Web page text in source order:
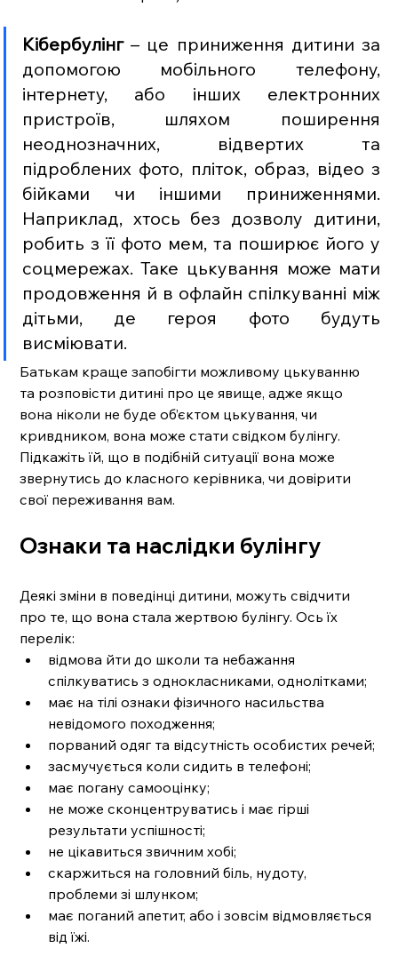
Кібербулінг – це приниження дитини за
допомогою мобільного телефону,
інтернету, або інших електронних
пристроїв, шляхом поширення
неоднозначних, відвертих та
підроблених фото, пліток, образ, відео з
бійками чи іншими приниженнями.
Наприклад, хтось без дозволу дитини,
робить з її фото мем, та поширює його у
соцмережах. Таке цькування може мати
продовження й в офлайн спілкуванні між
дітьми, де героя фото будуть
висміювати.
Батькам краще запобігти можливому цькуванню
та розповісти дитині про це явище, адже якщо
вона ніколи не буде об’єктом цькування, чи
кривдником, вона може стати свідком булінгу.
Підкажіть їй, що в подібній ситуації вона може
звернутись до класного керівника, чи довірити
свої переживання вам.
Ознаки та наслідки булінгу
Деякі зміни в поведінці дитини, можуть свідчити
про те, що вона стала жертвою булінгу. Ось їх
перелік:
відмова йти до школи та небажання
спілкуватись з однокласниками, однолітками;
має на тілі ознаки фізичного насильства
невідомого походження;
порваний одяг та відсутність особистих речей;
засмучується коли сидить в телефоні;
має погану самооцінку;
не може сконцентруватись і має гірші
результати успішності;
не цікавиться звичним хобі;
скаржиться на головний біль, нудоту,
проблеми зі шлунком;
має поганий апетит, або і зовсім відмовляється
від їжі.